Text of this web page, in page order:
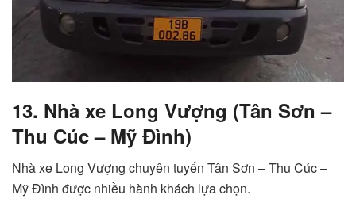
13. Nhà xe Long Vượng (Tân Sơn –
Thu Cúc – Mỹ Đình)
Nhà xe Long Vượng chuyên tuyến Tân Sơn – Thu Cúc –
Mỹ Đình được nhiều hành khách lựa chọn.